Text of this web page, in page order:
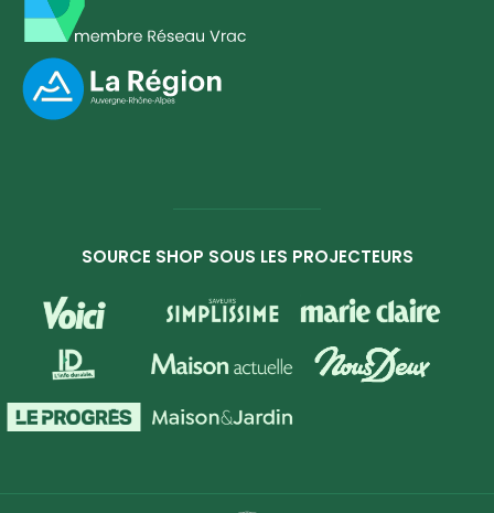
SOURCE SHOP SOUS LES PROJECTEURS